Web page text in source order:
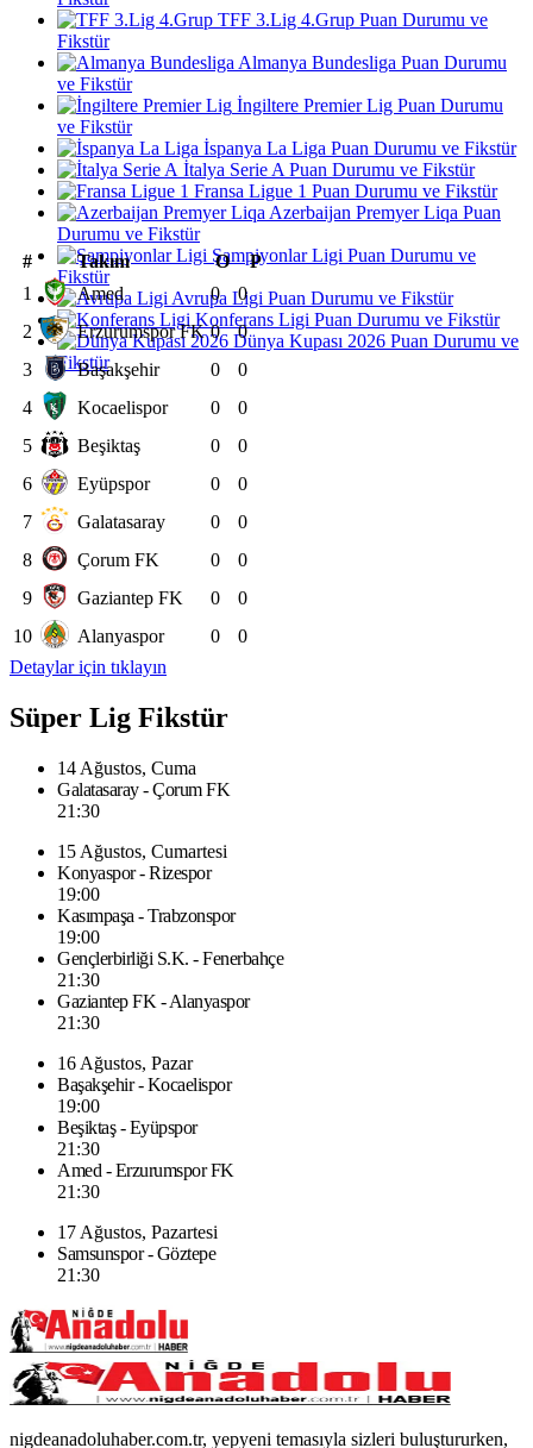
TFF 3.Lig 4.Grup Puan Durumu ve
Fikstür
Almanya Bundesliga Puan Durumu
ve Fikstür
İngiltere Premier Lig Puan Durumu
ve Fikstür
İspanya La Liga Puan Durumu ve Fikstür
İtalya Serie A Puan Durumu ve Fikstür
Fransa Ligue 1 Puan Durumu ve Fikstür
Azerbaijan Premyer Liqa Puan
Durumu ve Fikstür
Şampiyonlar Ligi Puan Durumu ve
Fikstür
Avrupa Ligi Puan Durumu ve Fikstür
Konferans Ligi Puan Durumu ve Fikstür
Dünya Kupası 2026 Puan Durumu ve
Fikstür
# Takım O
P
1
Amed 0
0
2
Erzurumspor FK 0
0
3
Başakşehir 0
0
4
Kocaelispor 0
0
5
Beşiktaş 0
0
6
Eyüpspor 0
0
7
Galatasaray 0
0
8
Çorum FK 0
0
9
Gaziantep FK 0
0
10
Alanyaspor 0
0
Detaylar için tıklayın
Süper Lig Fikstür
14 Ağustos, Cuma
Galatasaray - Çorum FK
21:30
15 Ağustos, Cumartesi
Konyaspor - Rizespor
19:00
Kasımpaşa - Trabzonspor
19:00
Gençlerbirliği S.K. - Fenerbahçe
21:30
Gaziantep FK - Alanyaspor
21:30
16 Ağustos, Pazar
Başakşehir - Kocaelispor
19:00
Beşiktaş - Eyüpspor
21:30
Amed - Erzurumspor FK
21:30
17 Ağustos, Pazartesi
Samsunspor - Göztepe
21:30
nigdeanadoluhaber.com.tr, yepyeni temasıyla sizleri buluştururken,